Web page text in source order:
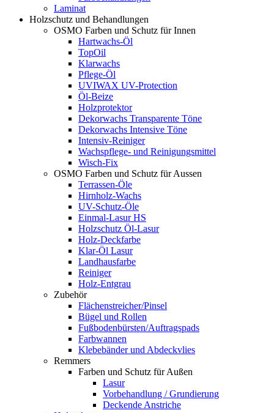
Laminat
Holzschutz und Behandlungen
OSMO Farben und Schutz für Innen
Hartwachs-Öl
TopOil
Klarwachs
Pflege-Öl
UVIWAX UV-Protection
Öl-Beize
Holzprotektor
Dekorwachs Transparente Töne
Dekorwachs Intensive Töne
Intensiv-Reiniger
Wachspflege- und Reinigungsmittel
Wisch-Fix
OSMO Farben und Schutz für Aussen
Terrassen-Öle
Hirnholz-Wachs
UV-Schutz-Öle
Einmal-Lasur HS
Holzschutz Öl-Lasur
Holz-Deckfarbe
Klar-Öl Lasur
Landhausfarbe
Reiniger
Holz-Entgrau
Zubehör
Flächenstreicher/Pinsel
Bügel und Rollen
Fußbodenbürsten/Auftragspads
Farbwannen
Klebebänder und Abdeckvlies
Remmers
Farben und Schutz für Außen
Lasur
Vorbehandlung / Grundierung
Deckende Anstriche